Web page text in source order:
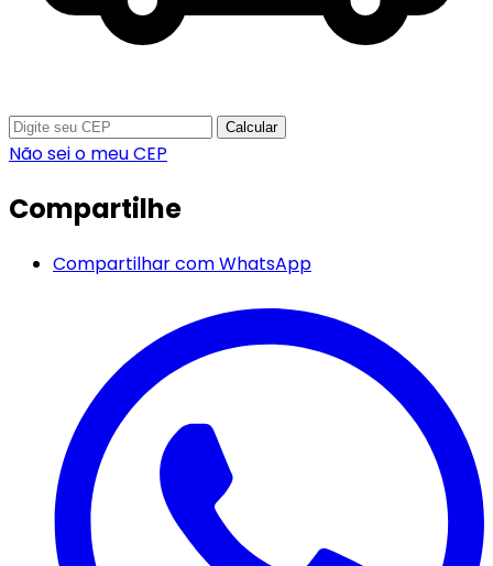
Calcular
Não sei o meu CEP
Compartilhe
Compartilhar com WhatsApp